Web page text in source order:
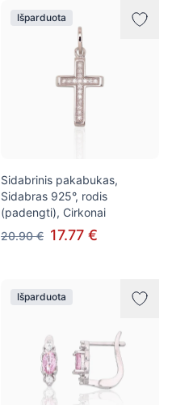
Išparduota
Sidabrinis pakabukas,
Sidabras 925°, rodis
(padengti), Cirkonai
20.90 € 17.77 €
Išparduota